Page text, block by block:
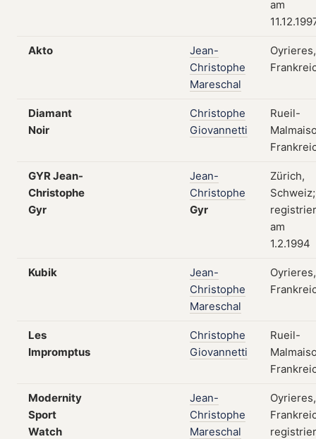
am
Akto
Jean-
Christophe
Mareschal
Oyrieres,
Diamant
Noir
Christophe
Giovannetti
Rueil-
GYR Jean-
Christophe
Gyr
Jean-
Christophe
Gyr
Zürich,
Schweiz;
am
1.2.1994
Kubik
Jean-
Christophe
Mareschal
Oyrieres,
Les
Impromptus
Christophe
Giovannetti
Rueil-
Modernity
Sport
Watch
Jean-
Christophe
Mareschal
Oyrieres,